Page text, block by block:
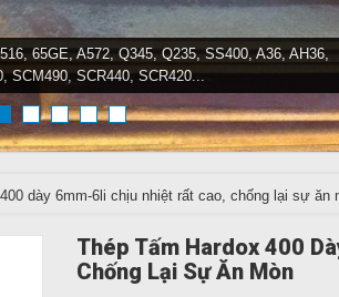
65GE, A572, Q345, Q235, SS400, A36, AH36,
SCM490, SCR440, SCR420...
dày 6mm-6li chịu nhiệt rất cao, chống lại sự ăn
Thép Tấm Hardox 400
Chống Lại Sự Ăn Mòn